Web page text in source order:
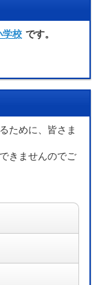
学校 です。
ために、皆さま
きませんのでご